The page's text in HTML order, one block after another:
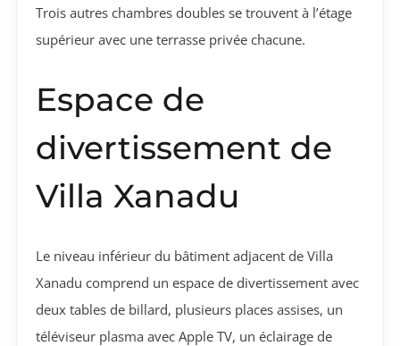
Trois autres chambres doubles se trouvent à l’étage
supérieur avec une terrasse privée chacune.
Espace de
divertissement de
Villa Xanadu
Le niveau inférieur du bâtiment adjacent de Villa
Xanadu comprend un espace de divertissement avec
deux tables de billard, plusieurs places assises, un
téléviseur plasma avec Apple TV, un éclairage de